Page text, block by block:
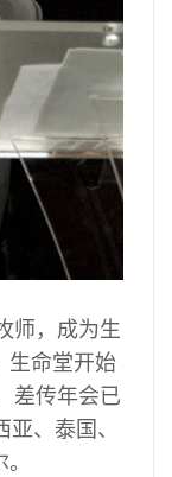
师，成为生
生命堂开始
差传年会已
、泰国、